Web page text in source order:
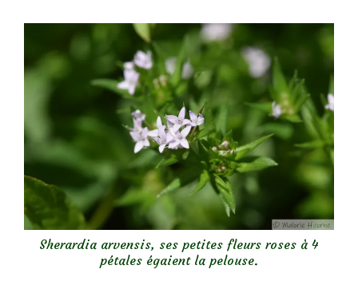
Sherardia arvensis, ses petites fleurs roses à 4
pétales égaient la pelouse.